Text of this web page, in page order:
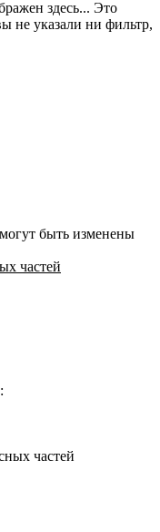
здесь... Это
не указали ни фильтр,
быть изменены
частей
частей